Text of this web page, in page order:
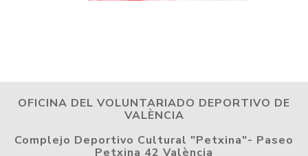
OFICINA DEL VOLUNTARIADO DEPORTIVO DE
VALÈNCIA
Complejo Deportivo Cultural "Petxina"- Paseo
Petxina 42 València